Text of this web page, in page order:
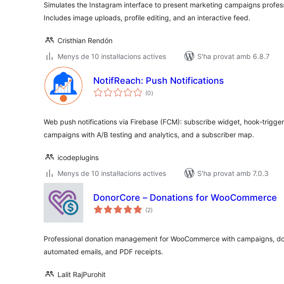
Simulates the Instagram interface to present marketing campaigns
Includes image uploads, profile editing, and an interactive feed.
Cristhian Rendón
Menys de 10 instal·lacions actives
S'ha provat amb 6.8.7
NotifReach: Push Notifications
(0puntuacions
totals
)
Web push notifications via Firebase (FCM): subscribe widget, hook-
campaigns with A/B testing and analytics, and a subscriber map.
icodeplugins
Menys de 10 instal·lacions actives
S'ha provat amb 7.0.3
DonorCore – Donations for WooCommerce
(2puntuacions
totals
)
Professional donation management for WooCommerce with campaigns,
automated emails, and PDF receipts.
Lalit RajPurohit